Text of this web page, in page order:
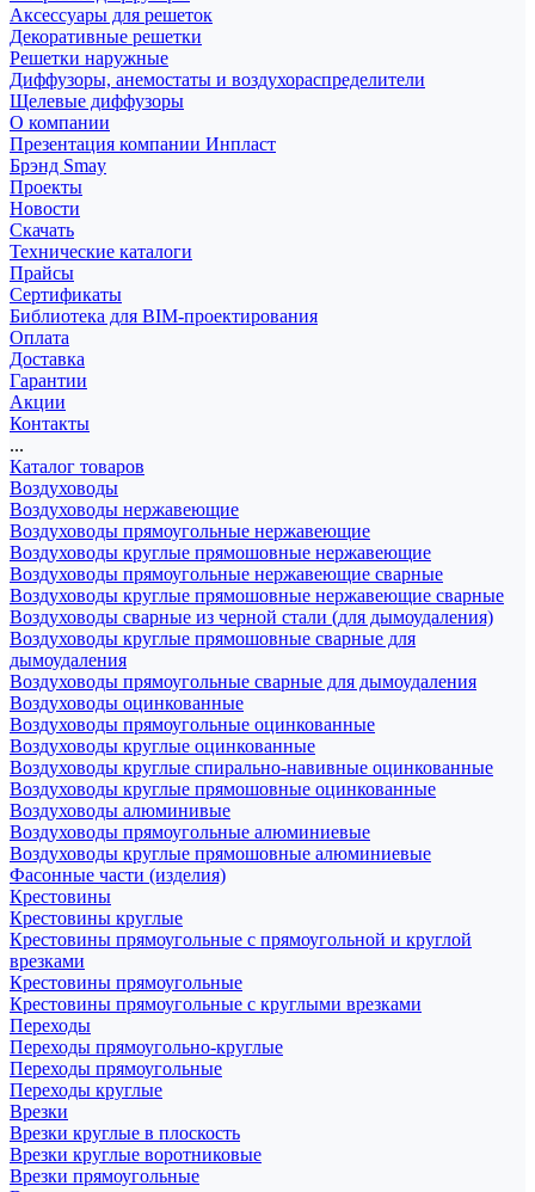
Аксессуары для решеток
Декоративные решетки
Решетки наружные
Диффузоры, анемостаты и воздухораспределители
Щелевые диффузоры
О компании
Презентация компании Инпласт
Брэнд Smay
Проекты
Новости
Скачать
Технические каталоги
Прайсы
Сертификаты
Библиотека для BIM-проектирования
Оплата
Доставка
Гарантии
Акции
Контакты
...
Каталог товаров
Воздуховоды
Воздуховоды нержавеющие
Воздуховоды прямоугольные нержавеющие
Воздуховоды круглые прямошовные нержавеющие
Воздуховоды прямоугольные нержавеющие сварные
Воздуховоды круглые прямошовные нержавеющие сварные
Воздуховоды сварные из черной стали (для дымоудаления)
Воздуховоды круглые прямошовные сварные для
дымоудаления
Воздуховоды прямоугольные сварные для дымоудаления
Воздуховоды оцинкованные
Воздуховоды прямоугольные оцинкованные
Воздуховоды круглые оцинкованные
Воздуховоды круглые спирально-навивные оцинкованные
Воздуховоды круглые прямошовные оцинкованные
Воздуховоды алюминивые
Воздуховоды прямоугольные алюминиевые
Воздуховоды круглые прямошовные алюминиевые
Фасонные части (изделия)
Крестовины
Крестовины круглые
Крестовины прямоугольные с прямоугольной и круглой
врезками
Крестовины прямоугольные
Крестовины прямоугольные с круглыми врезками
Переходы
Переходы прямоугольно-круглые
Переходы прямоугольные
Переходы круглые
Врезки
Врезки круглые в плоскость
Врезки круглые воротниковые
Врезки прямоугольные